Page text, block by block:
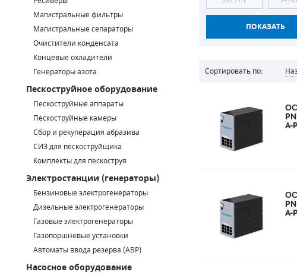
Магистральные фильтры
Магистральные сепараторы
Очистители конденсата
Концевые охладители
Генераторы азота
Пескоструйное оборудование
Пескоструйные аппараты
Пескоструйные камеры
Сбор и рекуперация абразива
СИЗ для пескоструйщика
Комплекты для пескоструя
Электростанции (генераторы)
Бензиновые электрогенераторы
Дизельные электрогенераторы
Газовые электрогенераторы
Газопоршневые установки
Автоматы ввода резерва (АВР)
Насосное оборудование
Сортировать по:
A-
A-
САДОВАЯ ТЕХНИКА
КОНТЕЙНЕРЫ ДЛЯ ОБОРУДОВАНИЯ
КАНАЛИЗАЦИОННЫЕ НАСОСЫ
ДИЗЕЛЬНЫЕ МОТОПОМПЫ
ТАЛИ И ТЕЛЬФЕРЫ
ЛЕНТОЧНОПИЛЬНЫЕ СТАНКИ
КОНТРОЛЛЕРЫ (БЛОКИ УПРАВЛЕНИЯ)
ВПУСКНЫЕ КЛАПАНЫ
ОБРАТНЫЕ КЛАПАНЫ
КЛАПАНЫ МИНИМАЛЬНОГО ДАВЛЕНИЯ
РЕЛЕ ДАВЛЕНИЯ ДЛЯ ДЛЯ КОМПРЕССОРОВ
ДАТЧИКИ
РУКАВА ВЫСОКОГО ДАВЛЕНИЯ (РВД)
ЗАПЧАСТИ ДЛЯ ВИНТОВЫХ КОМПРЕССОРОВ